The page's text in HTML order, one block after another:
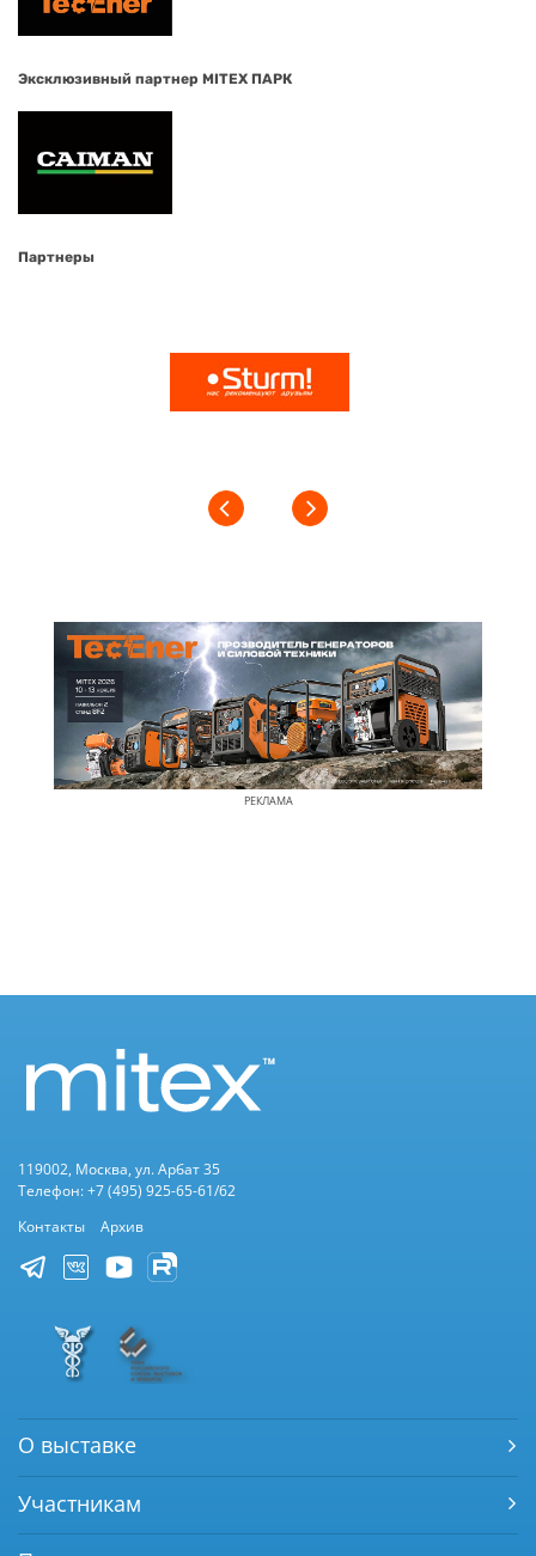
Эксклюзивный партнер MITEX ПАРК
Партнеры
РЕКЛАМА
119002, Москва, ул. Арбат 35
Телефон: +7 (495) 925-65-61/62
Контакты
Архив
О выставке
Участникам